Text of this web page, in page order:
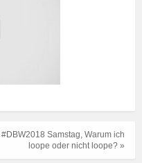
#DBW2018 Samstag, Warum ich
loope oder nicht loope? »